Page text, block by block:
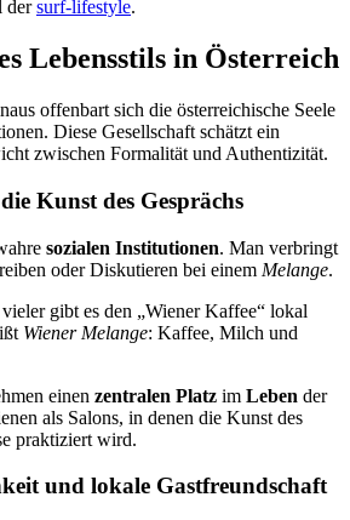
dersurf-lifestyle.
Lebensstils in Österreich
offenbart sich die österreichische Seele
Diese Gesellschaft schätzt ein
zwischen Formalität und Authentizität.
Kunst des Gesprächs
sozialen Institutionen. Man verbringt
oder Diskutieren bei einem Melange.
gibt es den „Wiener Kaffee“ lokal
Wiener Melange: Kaffee, Milch und
einen zentralen Platz im Leben der
als Salons, in denen die Kunst des
praktiziert wird.
und lokale Gastfreundschaft